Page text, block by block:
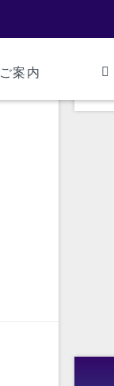
ご案内